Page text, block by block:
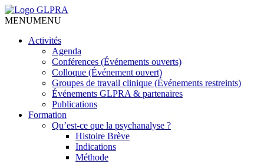
MENUMENU
Activités
Agenda
Conférences (Événements ouverts)
Colloque (Événement ouvert)
Groupes de travail clinique (Événements restreints)
Événements GLPRA & partenaires
Publications
Formation
Qu’est-ce que la psychanalyse ?
Histoire Brève
Indications
Méthode